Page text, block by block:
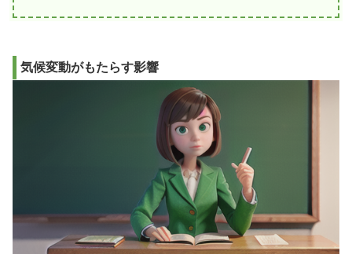
気候変動がもたらす影響